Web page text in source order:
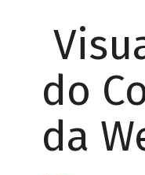
do
da